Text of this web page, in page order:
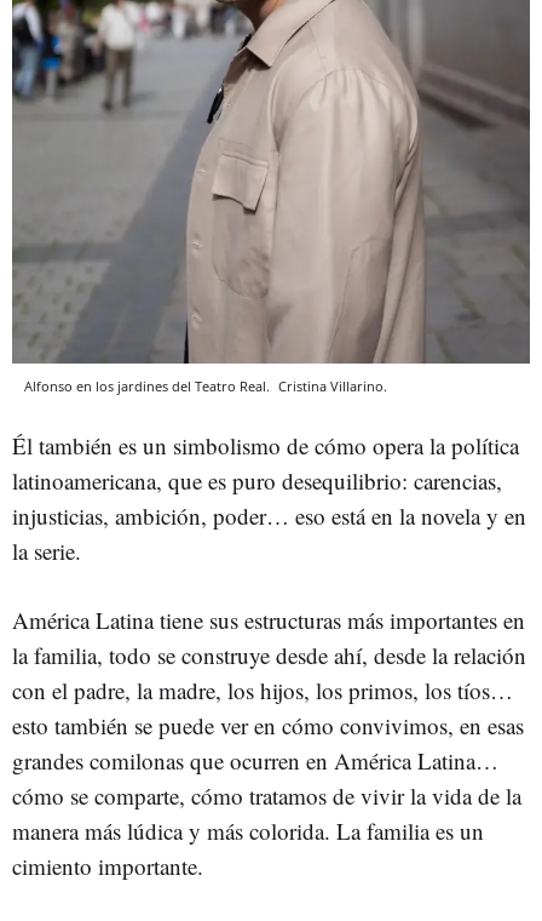
Alfonso en los jardines del Teatro Real. Cristina Villarino.
Él también es un simbolismo de cómo opera la política
latinoamericana, que es puro desequilibrio: carencias,
injusticias, ambición, poder… eso está en la novela y en
la serie.
América Latina tiene sus estructuras más importantes en
la familia, todo se construye desde ahí, desde la relación
con el padre, la madre, los hijos, los primos, los tíos…
esto también se puede ver en cómo convivimos, en esas
grandes comilonas que ocurren en América Latina…
cómo se comparte, cómo tratamos de vivir la vida de la
manera más lúdica y más colorida. La familia es un
cimiento importante.